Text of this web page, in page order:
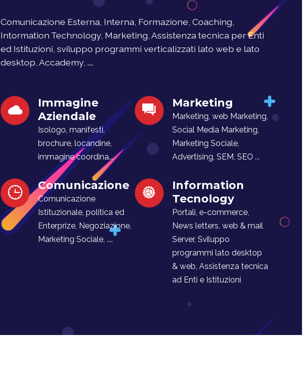
Comunicazione Esterna, Interna, Formazione, Coaching,
Intormation Technology, Marketing, Assistenza tecnica per Enti
ed Istituzioni, sviluppo programmi verticalizzati lato web e lato
desktop, Accademy, ....
Immagine
Aziendale
Isologo, manifesti,
brochure, locandine,
immagine coordina...
Marketing
Marketing, web Marketing,
Social Media Marketing,
Marketing Sociale,
Advertising, SEM, SEO ...
Comunicazione
Comunicazione
Istituzionale, politica ed
Enterprize, Negoziazione,
Marketing Sociale, ....
Information
Tecnology
Portali, e-commerce,
News letters, web & mail
Server, Sviluppo
programmi lato desktop
& web, Assistenza tecnica
ad Enti e Istituzioni